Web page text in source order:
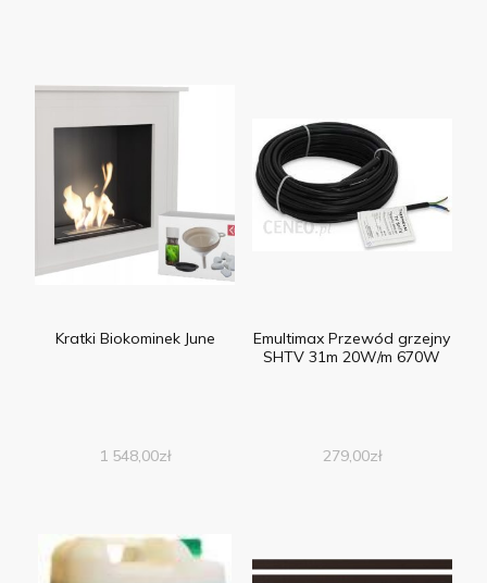
Kratki Biokominek June
1 548,00zł
Emultimax Przewód grzejny
SHTV 31m 20W/m 670W
279,00zł